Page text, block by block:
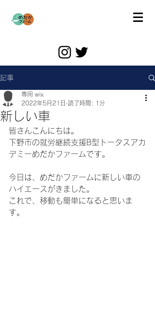
記事
新しい車
専用 wix
2022年5月21日 読了時間: 1分
皆さんこんにちは。
下野市の就労継続支援B型トータスアカ
デミーめだかファームです。
今日は、めだかファームに新しい車の
ハイエースがきました。
これで、移動も簡単になると思いま
す。